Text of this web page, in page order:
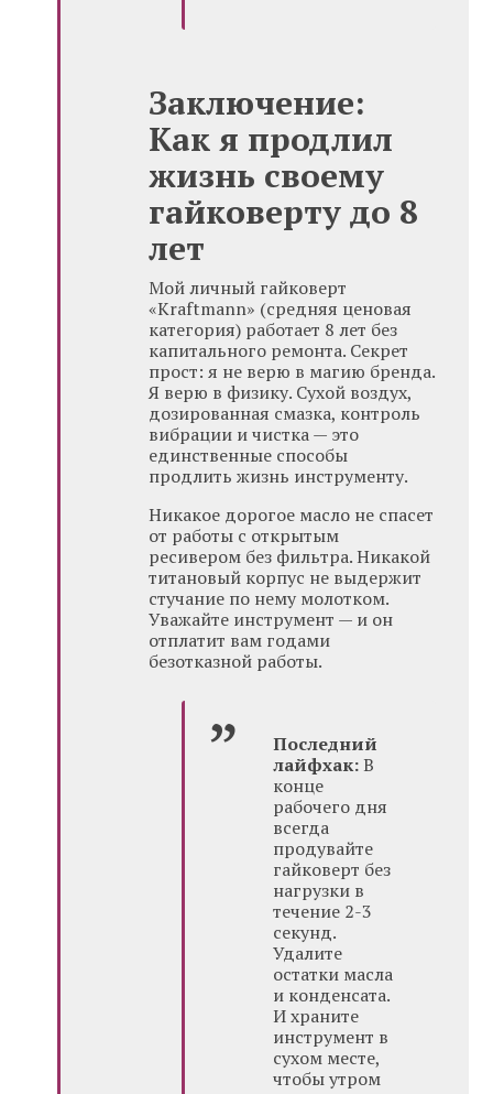
Заключение:
Как я продлил
жизнь своему
гайковерту до 8
лет
Мой личный гайковерт
«Kraftmann» (средняя ценовая
категория) работает 8 лет без
капитального ремонта. Секрет
прост: я не верю в магию бренда.
Я верю в физику. Сухой воздух,
дозированная смазка, контроль
вибрации и чистка — это
единственные способы
продлить жизнь инструменту.
Никакое дорогое масло не спасет
от работы с открытым
ресивером без фильтра. Никакой
титановый корпус не выдержит
стучание по нему молотком.
Уважайте инструмент — и он
отплатит вам годами
безотказной работы.
Последний
лайфхак:В
конце
рабочего дня
всегда
продувайте
гайковерт без
нагрузки в
течение 2-3
секунд.
Удалите
остатки масла
и конденсата.
И храните
инструмент в
сухом месте,
чтобы утром